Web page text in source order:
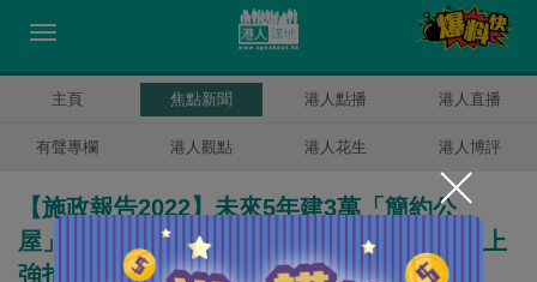
主頁 焦點新聞 港人點播 港人直播
有聲專欄 港人觀點 港人花生 港人博評
【施政報告2022】未來5年建3萬「簡約公
屋」、輪候時間即時「封頂」 70年樓齡或以上
強拍門檻降至六成業權